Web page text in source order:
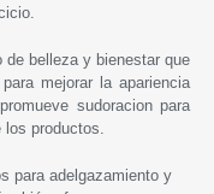
belleza y bienestar que
mejorar la apariencia
sudoracion para
productos.
para adelgazamiento y